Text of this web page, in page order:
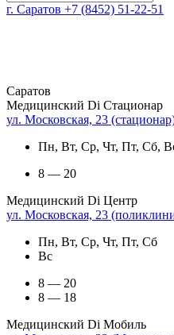
г. Саратов +7 (8452) 51-22-51
Саратов
Медицинский Di Стационар
ул. Московская, 23
Пн, Вт, Ср, Чт, Пт, Сб,
8 — 20
Медицинский Di Центр
ул. Московская, 23
Пн, Вт, Ср, Чт, Пт, Сб
Вс
8 — 20
8 — 18
Медицинский Di Мобиль